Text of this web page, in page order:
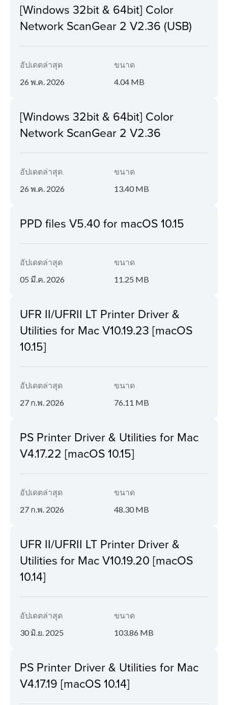
[Windows 32bit & 64bit] Color
Network ScanGear 2 V2.36 (USB)
อัปเดตล่าสุด
26 พ.ค. 2026
ขนาด
4.04 MB
[Windows 32bit & 64bit] Color
Network ScanGear 2 V2.36
อัปเดตล่าสุด
26 พ.ค. 2026
ขนาด
13.40 MB
PPD files V5.40 for macOS 10.15
อัปเดตล่าสุด
05 มี.ค. 2026
ขนาด
11.25 MB
UFR II/UFRII LT Printer Driver &
Utilities for Mac V10.19.23 [macOS
10.15]
อัปเดตล่าสุด
27 ก.พ. 2026
ขนาด
76.11 MB
PS Printer Driver & Utilities for Mac
V4.17.22 [macOS 10.15]
อัปเดตล่าสุด
27 ก.พ. 2026
ขนาด
48.30 MB
UFR II/UFRII LT Printer Driver &
Utilities for Mac V10.19.20 [macOS
10.14]
อัปเดตล่าสุด
30 มิ.ย. 2025
ขนาด
103.86 MB
PS Printer Driver & Utilities for Mac
V4.17.19 [macOS 10.14]